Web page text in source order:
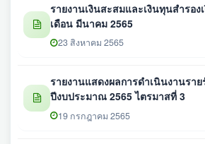
รายงานเงินสะสมและเงินทุนสำรอ
เดือน มีนาคม 2565
23 สิงหาคม 2565
รายงานแสดงผลการดำเนินงานรา
ปีงบประมาณ 2565 ไตรมาสที่ 3
19 กรกฎาคม 2565